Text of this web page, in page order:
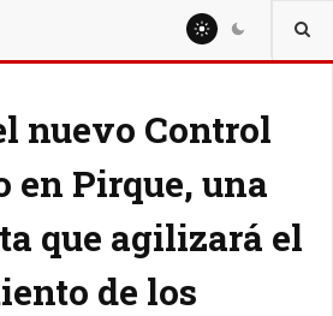
nuevo Control
en Pirque, una
que agilizará el
de los